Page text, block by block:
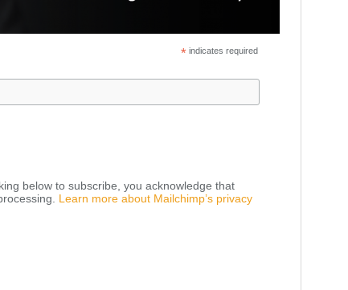
*indicates required
below to subscribe, you acknowledge that
Learn more about Mailchimp’s privacy